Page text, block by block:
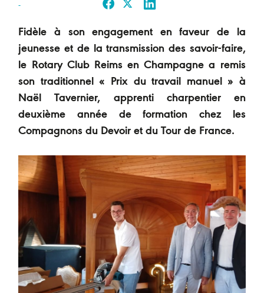
-
Fidèle à son engagement en faveur de la
jeunesse et de la transmission des savoir-faire,
le Rotary Club Reims en Champagne a remis
son traditionnel « Prix du travail manuel » à
Naël Tavernier, apprenti charpentier en
deuxième année de formation chez les
Compagnons du Devoir et du Tour de France.